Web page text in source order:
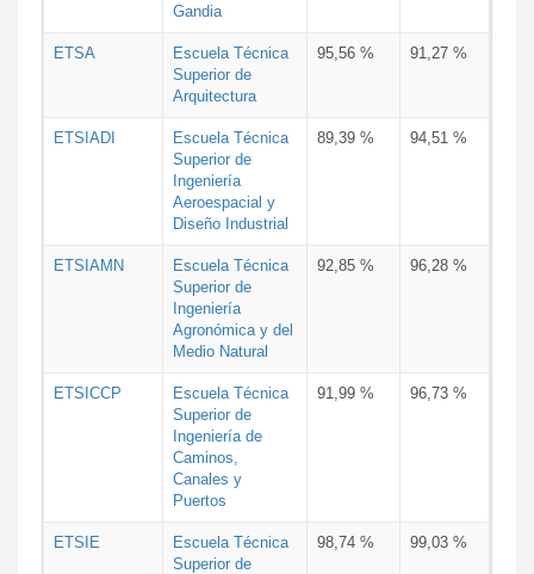
Gandia
ETSA
Escuela Técnica
Superior de
Arquitectura
95,56 % 91,27 %
ETSIADI
Escuela Técnica
Superior de
Ingeniería
Aeroespacial y
Diseño Industrial
89,39 % 94,51 %
ETSIAMN
Escuela Técnica
Superior de
Ingeniería
Agronómica y del
Medio Natural
92,85 % 96,28 %
ETSICCP
Escuela Técnica
Superior de
Ingeniería de
Caminos,
Canales y
Puertos
91,99 % 96,73 %
ETSIE
Escuela Técnica
Superior de
98,74 % 99,03 %